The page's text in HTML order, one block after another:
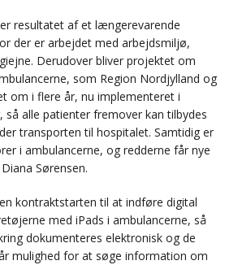
resultatet af et længerevarende
der er arbejdet med arbejdsmiljø,
Derudover bliver projektet om
som Region Nordjylland og
om i flere år, nu implementeret i
så alle patienter fremover kan tilbydes
transporten til hospitalet. Samtidig er
i ambulancerne, og redderne får nye
Sørensen.
kontraktstarten til at indføre digital
med iPads i ambulancerne, så
dokumenteres elektronisk og de
mulighed for at søge information om